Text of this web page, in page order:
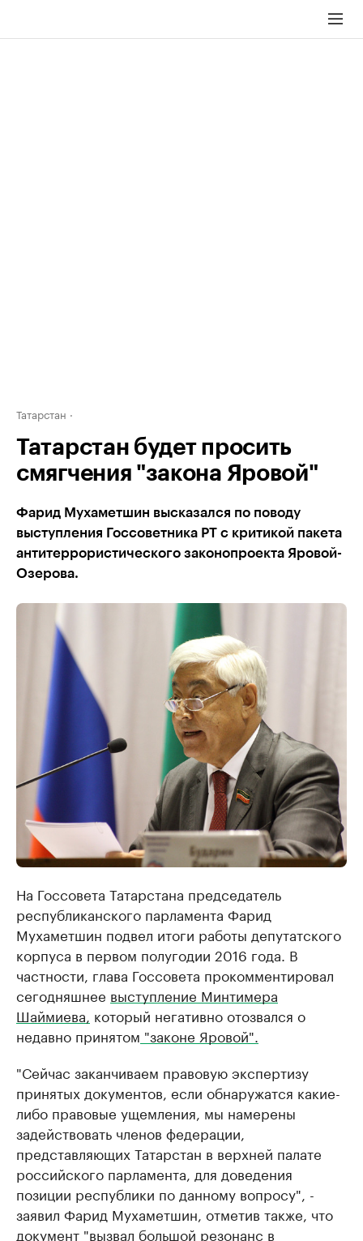
Татарстан
Татарстан будет просить
смягчения "закона Яровой"
Фарид Мухаметшин высказался по поводу
выступления Госсоветника РТ с критикой пакета
антитеррористического законопроекта Яровой-
Озерова.
На Госсовета Татарстана председатель
республиканского парламента Фарид
Мухаметшин подвел итоги работы депутатского
корпуса в первом полугодии 2016 года. В
частности, глава Госсовета прокомментировал
сегодняшнее выступление Минтимера
Шаймиева, который негативно отозвался о
недавно принятом "законе Яровой".
"Сейчас заканчиваем правовую экспертизу
принятых документов, если обнаружатся какие-
либо правовые ущемления, мы намерены
задействовать членов федерации,
представляющих Татарстан в верхней палате
российского парламента, для доведения
позиции республики по данному вопросу", -
заявил Фарид Мухаметшин, отметив также, что
документ "вызвал большой резонанс в